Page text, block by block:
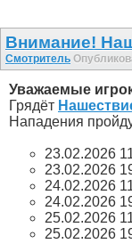
Внимание!
Смотритель
Уважаемые
Грядёт
Нападения
23.02.2026
23.02.2026
24.02.2026
24.02.2026
25.02.2026
25.02.2026